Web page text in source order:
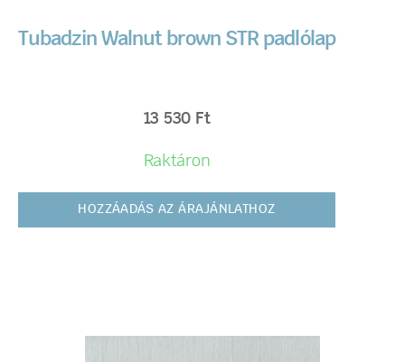
Tubadzin Walnut brown STR padlólap
13 530 Ft
Raktáron
HOZZÁADÁS AZ ÁRAJÁNLATHOZ